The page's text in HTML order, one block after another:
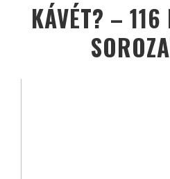
KÁVÉT? – 116